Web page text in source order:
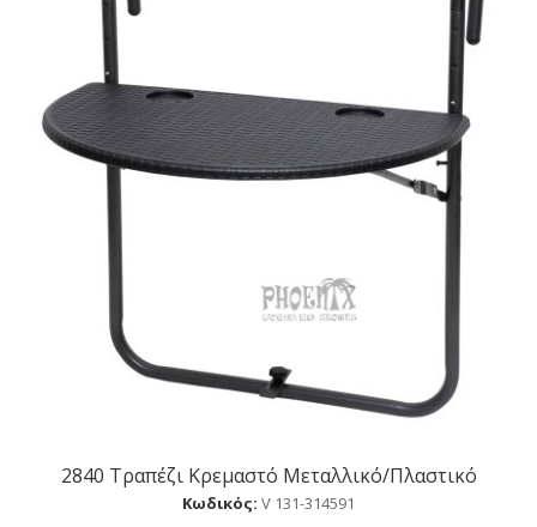
Αγορά
2840 Τραπέζι Κρεμαστό Μεταλλικό/πλαστικό
Κωδικός: V 131-314591